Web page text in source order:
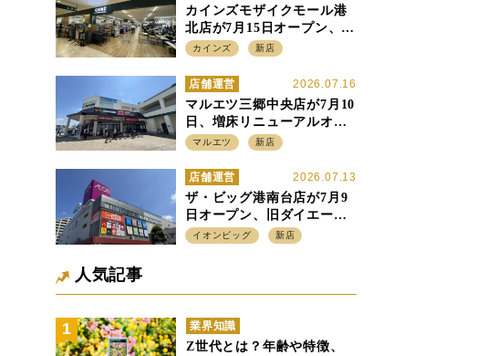
カインズモザイクモール港
北店が7月15日オープン、出
店強化の神奈川県、駅前
カインズ 新店
2026.07.16
店舗運営
マルエツ三郷中央店が7月10
日、増床リニューアルオー
プン、「アーバン500坪モデ
立地受け、寿司を象徴に
マルエツ 新店
2026.07.13
店舗運営
ザ・ビッグ港南台店が7月9
日オープン、旧ダイエー店
舗を受け継ぎ、DS、SM激
イオンビッグ 新店
人気記事
業界知識
Z世代とは？年齢や特徴、